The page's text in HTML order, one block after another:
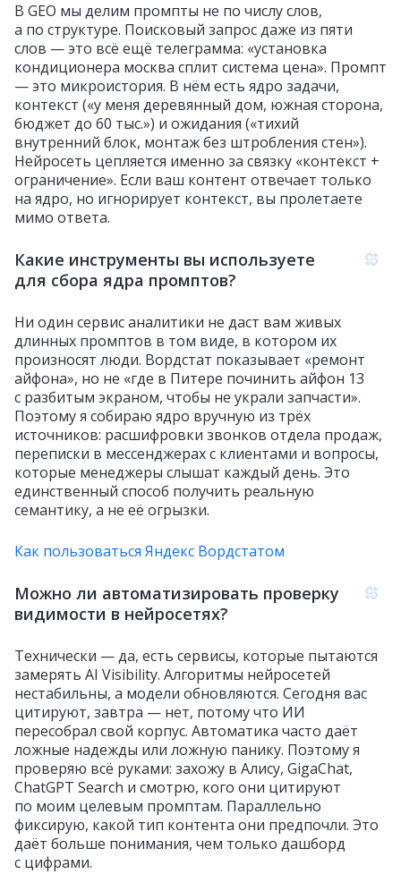
В GEO мы делим промпты не по числу слов,
а по структуре. Поисковый запрос даже из пяти
слов — это всё ещё телеграмма: «установка
кондиционера москва сплит система цена». Промпт
— это микроистория. В нём есть ядро задачи,
контекст («у меня деревянный дом, южная сторона,
бюджет до 60 тыс.») и ожидания («тихий
внутренний блок, монтаж без штробления стен»).
Нейросеть цепляется именно за связку «контекст +
ограничение». Если ваш контент отвечает только
на ядро, но игнорирует контекст, вы пролетаете
мимо ответа.
Какие инструменты вы используете
для сбора ядра промптов?
Ни один сервис аналитики не даст вам живых
длинных промптов в том виде, в котором их
произносят люди. Вордстат показывает «ремонт
айфона», но не «где в Питере починить айфон 13
с разбитым экраном, чтобы не украли запчасти».
Поэтому я собираю ядро вручную из трёх
источников: расшифровки звонков отдела продаж,
переписки в мессенджерах с клиентами и вопросы,
которые менеджеры слышат каждый день. Это
единственный способ получить реальную
семантику, а не её огрызки.
Как пользоваться Яндекс Вордстатом
Можно ли автоматизировать проверку
видимости в нейросетях?
Технически — да, есть сервисы, которые пытаются
замерять AI Visibility. Алгоритмы нейросетей
нестабильны, а модели обновляются. Сегодня вас
цитируют, завтра — нет, потому что ИИ
пересобрал свой корпус. Автоматика часто даёт
ложные надежды или ложную панику. Поэтому я
проверяю всё руками: захожу в Алису, GigaChat,
ChatGPT Search и смотрю, кого они цитируют
по моим целевым промптам. Параллельно
фиксирую, какой тип контента они предпочли. Это
даёт больше понимания, чем только дашборд
с цифрами.